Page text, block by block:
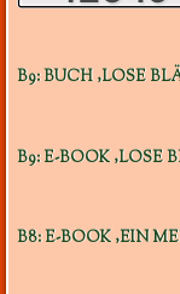
B9: BUCH ‚LOSE
B9: E-BOOK ‚LOSE
B8: E-BOOK ‚EIN